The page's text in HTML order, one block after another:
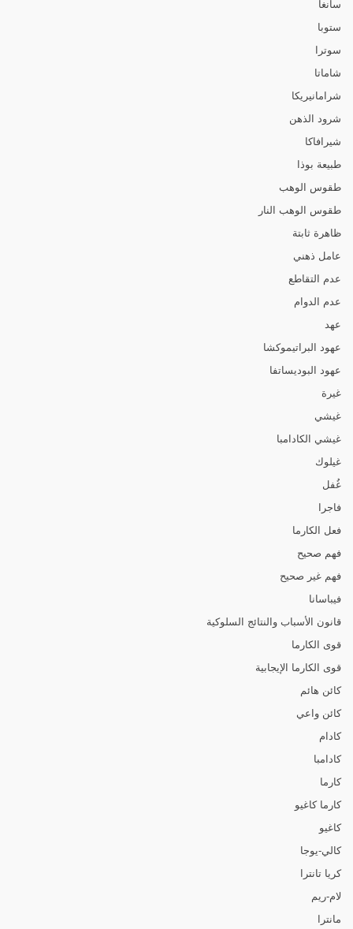
سانغا
ستوبا
سوترا
شاماتا
شرامانيريكا
شرود الذهن
شيرافاكا
طبيعة بوذا
طقوس الوهب
طقوس الوهب النار
ظاهرة ثابتة
عامل ذهني
عدم التقاطع
عدم الدوام
عهد
عهود البراتيموكشا
عهود البوديساتفا
غيرة
غيشي
غيشي الكادامبا
غيلوك
غُفل
فاجرا
فعل الكارما
فهم صحيح
فهم غير صحيح
فيباسانا
قانون الأسباب والنتائج السلوكية
قوى الكارما
قوى الكارما الإيجابية
كائن هائم
كائن واعي
كادام
كادامبا
كارما
كارما كاغيو
كاغيو
كالي-يوجا
كريا تانترا
لام-ريم
مانترا